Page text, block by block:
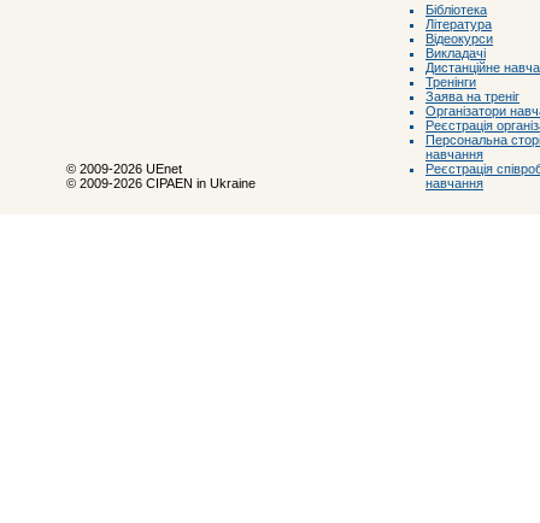
© 2009-2026 UEnet
© 2009-2026 CIPAEN in Ukraine
Бібліотека
Література
Відеокурси
Викладачі
Дистанційне
Тренінги
Заява на треніг
Організатори
Реєстрація
Персональна
навчання
Реєстрація
навчання